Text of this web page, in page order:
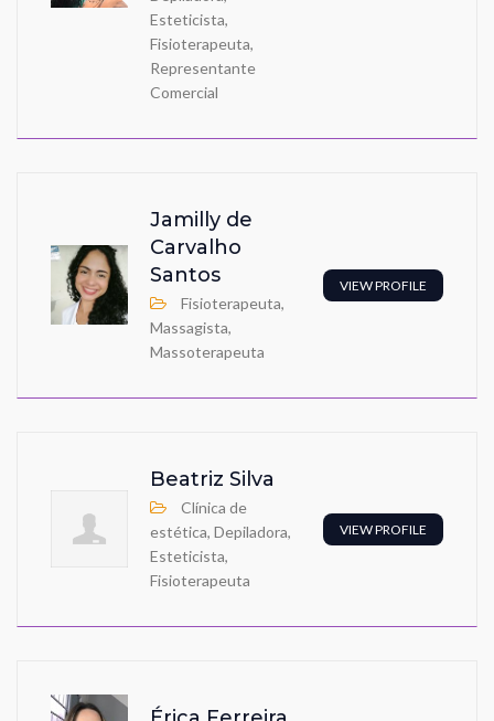
Esteticista,
Fisioterapeuta,
Representante
Comercial
Jamilly de
Carvalho
Santos
Fisioterapeuta,
Massagista,
Massoterapeuta
VIEW PROFILE
Beatriz Silva
Clínica de
estética, Depiladora,
Esteticista,
Fisioterapeuta
VIEW PROFILE